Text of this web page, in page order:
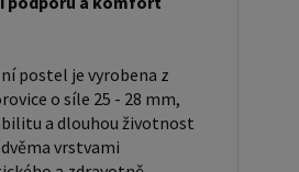
považovány za standardní
uplatnění v ložnici,
pokoji pro hosty a dalších
postele, lze doplnit
postel je vyrobena z
o síle 25 - 28 mm,
a dlouhou životnost
vrstvami